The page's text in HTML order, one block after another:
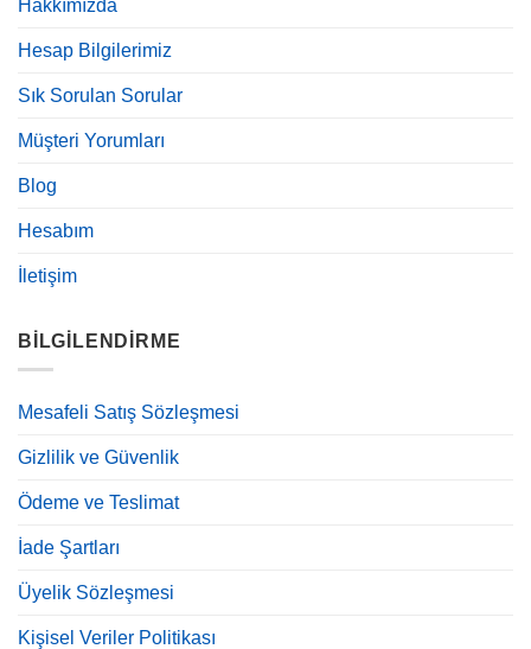
Hakkımızda
Hesap Bilgilerimiz
Sık Sorulan Sorular
Müşteri Yorumları
Blog
Hesabım
İletişim
BILGILENDIRME
Mesafeli Satış Sözleşmesi
Gizlilik ve Güvenlik
Ödeme ve Teslimat
İade Şartları
Üyelik Sözleşmesi
Kişisel Veriler Politikası